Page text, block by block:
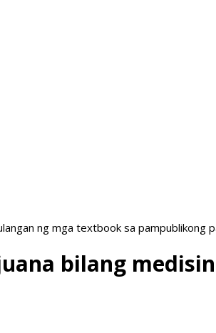
ng mga textbook sa pampublikong
bilang